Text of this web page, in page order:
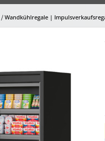
Wandkühlregale |